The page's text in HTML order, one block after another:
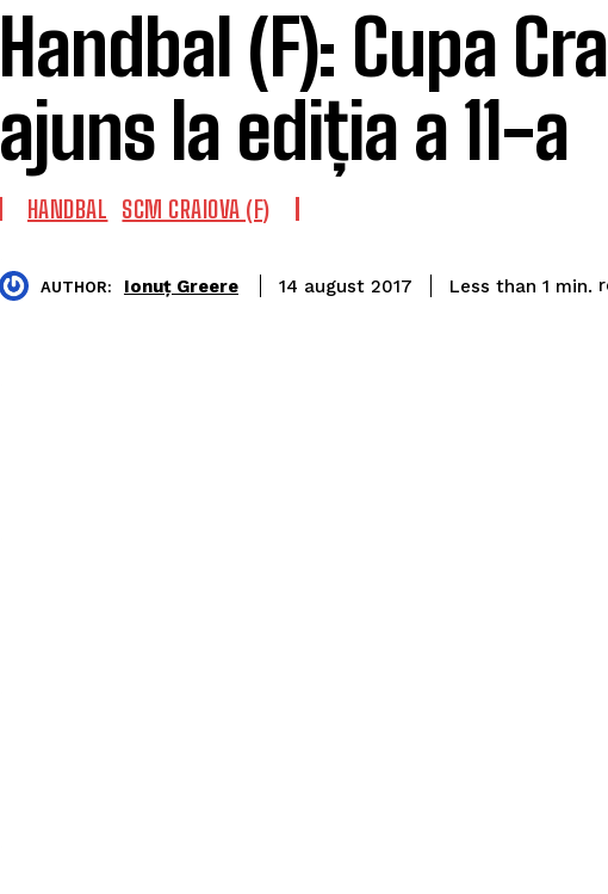
Handbal (F): Cupa
ajuns la ediția a 11-a
HANDBAL SCM CRAIOVA (F)
AUTHOR: Ionuț Greere 14 august 2017 Less than 1 min.